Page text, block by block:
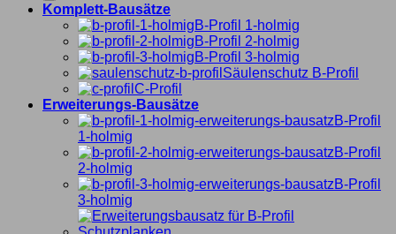
Komplett-Bausätze
B-Profil 1-holmig
B-Profil 2-holmig
B-Profil 3-holmig
Säulenschutz B-Profil
C-Profil
Erweiterungs-Bausätze
B-Profil
1-holmig
B-Profil
2-holmig
B-Profil
3-holmig